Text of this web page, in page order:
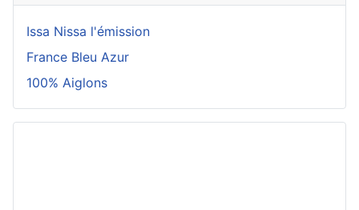
Issa Nissa l'émission
France Bleu Azur
100% Aiglons